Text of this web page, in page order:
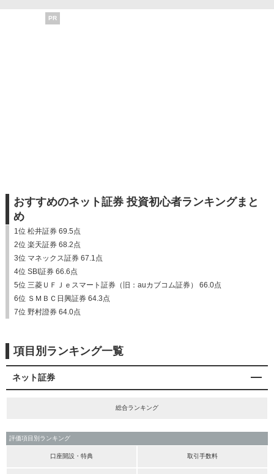
PR
おすすめのネット証券 投資初心者ランキングまと
め
1位 松井証券 69.5点
2位 楽天証券 68.2点
3位 マネックス証券 67.1点
4位 SBI証券 66.6点
5位 三菱ＵＦＪｅスマート証券（旧：auカブコム証券） 66.0点
6位 ＳＭＢＣ日興証券 64.3点
7位 野村證券 64.0点
項目別ランキング一覧
ネット証券
総合ランキング
評価項目別ランキング
口座開設・特典 取引手数料